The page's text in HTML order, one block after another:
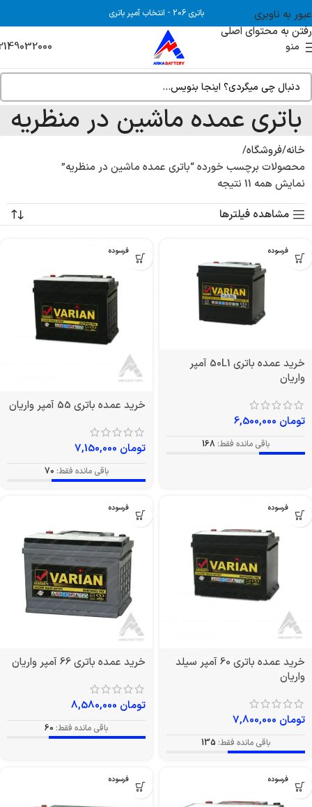
عبور به ناوبری
رفتن به محتوای اصلی
باتری 206 - انتخاب آمپر باتری
منو
باتری عمده ماشین در منظریه
خانه فروشگاه
محصولات برچسب خورده “باتری عمده ماشین در منظریه”
نمایش همه 11 نتیجه
مشاهده فیلترها
بدون فرسوده
خرید عمده باتری 50L1 آمپر
واریان
تومان
باقی مانده فقط: 168
بدون فرسوده
خرید عمده باتری 55 آمپر واریان
تومان
باقی مانده فقط: 70
بدون فرسوده
خرید عمده باتری 60 آمپر سیلد
واریان
تومان
باقی مانده فقط: 135
بدون فرسوده
خرید عمده باتری 66 آمپر واریان
تومان
باقی مانده فقط: 60
بدون فرسوده بدون فرسوده